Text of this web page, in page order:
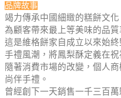
品牌故事
竭力傳承中國細緻的糕餅文
為顧客帶來最上等美味的品質
這是維格餅家自成立以來始
手禮風潮，將鳳梨酥定義在祝
隨著消費市場的改變，個人
尚伴手禮。
曾經創下一天銷售一千三百